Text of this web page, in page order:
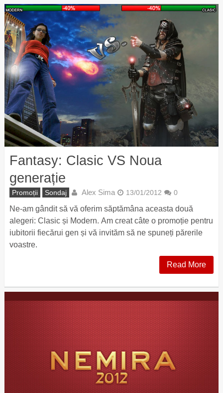
Fantasy: Clasic VS Noua
generație
Promoții Sondaj Alex Sima 13/01/2012 0
Ne-am gândit să vă oferim săptămâna aceasta două
alegeri: Clasic și Modern. Am creat câte o promoție pentru
iubitorii fiecărui gen și vă invităm să ne spuneți părerile
voastre.
Read More